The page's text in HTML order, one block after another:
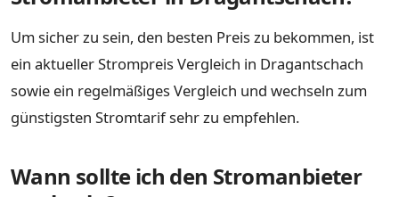
Um sicher zu sein, den besten Preis zu bekommen, ist
ein aktueller Strompreis Vergleich in Dragantschach
sowie ein regelmäßiges Vergleich und wechseln zum
günstigsten Stromtarif sehr zu empfehlen.
Wann sollte ich den Stromanbieter